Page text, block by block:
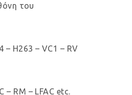
του
H263 – VC1 – RV
RM – LFAC etc.